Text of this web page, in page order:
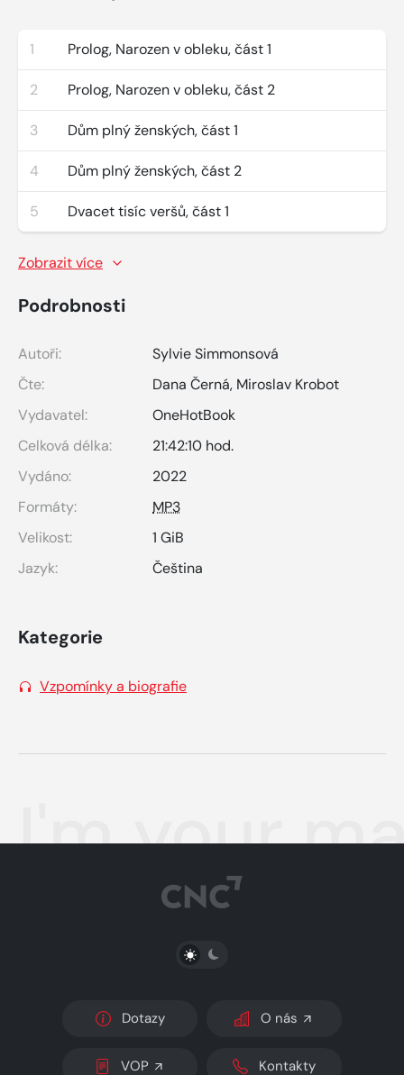
1 Prolog, Narozen v obleku, část 1
2 Prolog, Narozen v obleku, část 2
3 Dům plný ženských, část 1
4 Dům plný ženských, část 2
5 Dvacet tisíc veršů, část 1
Zobrazit více
Podrobnosti
Autoři:
Sylvie Simmonsová
Čte:
Dana Černá, Miroslav Krobot
Vydavatel:
OneHotBook
Celková délka:
21:42:10 hod.
Vydáno:
2022
Formáty:
MP3
Velikost:
1 GiB
Jazyk:
Čeština
Kategorie
Vzpomínky a biografie
I'm your
PŘEPNOUT SVĚTLÝ/TMAVÝ REŽIM
Dotazy O nás
VOP Kontakty